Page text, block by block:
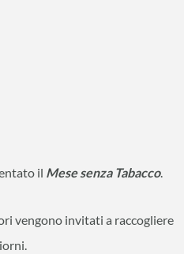
il Mese senza Tabacco.
vengono invitati a raccogliere